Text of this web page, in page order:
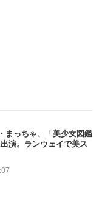
まっちゃ、「美少女図鑑
演。ランウェイで美ス